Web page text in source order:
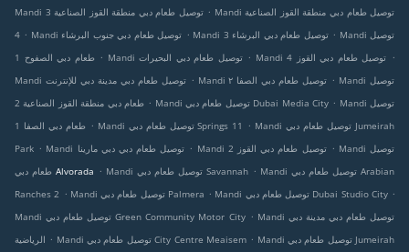
Mandi توصيل طعام دبي منطقة القوز الصناعية 3 . Mandi توصيل طعام دبي منطقة القوز الصناعية
4 . Mandi توصيل طعام دبي جنوب البرشاء . Mandi توصيل طعام دبي البرشاء 3 . Mandi توصيل
طعام دبي الصفوح 1 . Mandi توصيل طعام دبي البحيرات . Mandi توصيل طعام دبي القوز 4 .
Mandi توصيل طعام دبي مدينة دبي للإنترنت . Mandi توصيل طعام دبي الصفا ٢ . Mandi توصيل
طعام دبي منطقة القوز الصناعية 2 . Mandi توصيل طعام دبي Dubai Media City . Mandi توصيل
طعام دبي الصفا 1 . Mandi توصيل طعام دبي Springs 11 . Mandi توصيل طعام دبي Jumeirah
Park . Mandi توصيل طعام دبي دبي مارينا . Mandi توصيل طعام دبي القوز 2 . Mandi توصيل
طعام دبي Alvorada . Mandi توصيل طعام دبي Savannah . Mandi توصيل طعام دبي Arabian
Ranches 2 . Mandi توصيل طعام دبي Palmera . Mandi توصيل طعام دبي Dubai Studio City .
Mandi توصيل طعام دبي Green Community Motor City . Mandi توصيل طعام دبي مدينة دبي
الرياضية . Mandi توصيل طعام دبي City Centre Meaisem . Mandi توصيل طعام دبي Jumeirah